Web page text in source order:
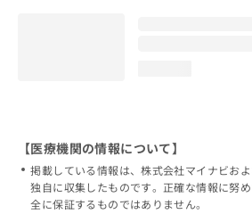
【医療機関の情報について】
掲載している情報は、株式会社マイナビお
独自に収集したものです。正確な情報に努
全に保証するものではありません。